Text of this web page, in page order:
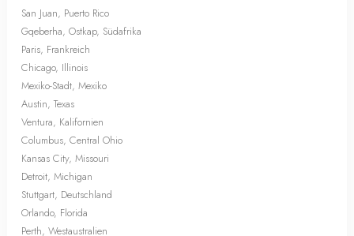
San Juan, Puerto Rico
Gqeberha, Ostkap, Südafrika
Paris, Frankreich
Chicago, Illinois
Mexiko-Stadt, Mexiko
Austin, Texas
Ventura, Kalifornien
Columbus, Central Ohio
Kansas City, Missouri
Detroit, Michigan
Stuttgart, Deutschland
Orlando, Florida
Perth, Westaustralien